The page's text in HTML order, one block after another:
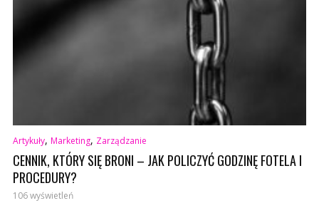
Artykuły, Marketing, Zarządzanie
CENNIK, KTÓRY SIĘ BRONI – JAK POLICZYĆ GODZINĘ FOTELA I
PROCEDURY?
106 wyświetleń